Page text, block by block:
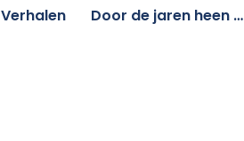
Verhalen Door de jaren heen …